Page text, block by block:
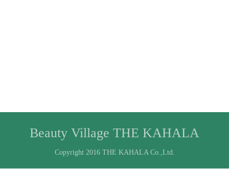
Beauty Village THE KAHALA
Copyright 2016 THE KAHALA Co.,Ltd.